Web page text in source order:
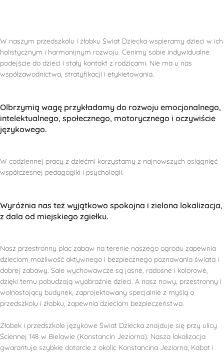
W naszym przedszkolu i żłobku Świat Dziecka wspieramy dzieci w ich
holistycznym i harmonijnym rozwoju. Cenimy sobie indywidualne
podejście do dzieci i stały kontakt z rodzicami. Nie ma u nas
współzawodnictwa, stratyfikacji i etykietowania.
Olbrzymią wagę przykładamy do rozwoju emocjonalnego,
intelektualnego, społecznego, motorycznego i oczywiście
językowego.
W codziennej pracy z dziećmi korzystamy z najnowszych osiągnięć
współczesnej pedagogiki i psychologii.
Wyróżnia nas też wyjątkowo spokojna i zielona lokalizacja,
z dala od miejskiego zgiełku.
Nasz przestronny plac zabaw na terenie naszego ogrodu zapewnia
dzieciom możliwość aktywnego i bezpiecznego poznawania świata i
dobrej zabawy. Sale wychowawcze są jasne, radosne i kolorowe,
dzięki temu pobudzają wyobraźnie dzieci. A nasz nowy, przestronny i
wolnostojący budynek, zaprojektowany specjalnie z myślą o
przedszkolu i żłobku, zapewnia dzieciom bezpieczeństwo.
Żłobek i przedszkole językowe Świat Dziecka znajduje się przy ulicy
Ściennej 148 w Bielawie (Konstancin Jeziorna). Nasza lokalizacja
gwarantuje szybkie dotarcie z okolic Konstancina Jeziorna, Kabat i